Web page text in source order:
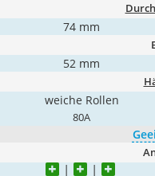
74 mm
52 mm
weiche Rollen
80A